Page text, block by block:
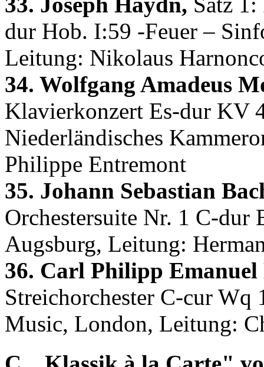
dur Hob. I:59 -Feuer –
Leitung: Nikolaus
34. Wolfgang Amadeus
Klavierkonzert Es-dur KV
Niederländisches
Philippe Entremont
35. Johann Sebastian
Orchestersuite Nr. 1 C-dur
Augsburg, Leitung:
36. Carl Philipp Emanuel
Streichorchester C-cur
Music, London, Leitung: